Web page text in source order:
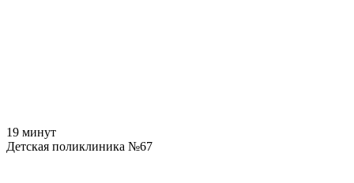
19 минут
Детская поликлиника №67